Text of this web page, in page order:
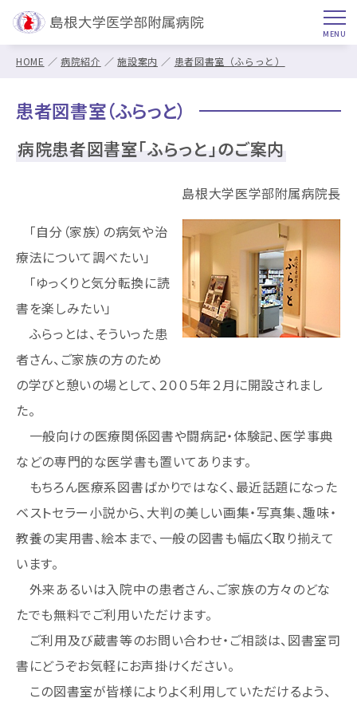
HOME 病院紹介 施設案内 患者図書室（ふらっと）
患者図書室（ふらっと）
病院患者図書室「ふらっと」のご案内
島根大学医学部附属病院長
「自分（家族）の病気や治
療法について調べたい」
「ゆっくりと気分転換に読
書を楽しみたい」
ふらっとは、そういった患
者さん、ご家族の方のため
の学びと憩いの場として、２００５年２月に開設されまし
た。
一般向けの医療関係図書や闘病記・体験記、医学事典
などの専門的な医学書も置いてあります。
もちろん医療系図書ばかりではなく、最近話題になった
ベストセラー小説から、大判の美しい画集・写真集、趣味・
教養の実用書、絵本まで、一般の図書も幅広く取り揃えて
います。
外来あるいは入院中の患者さん、ご家族の方々のどな
たでも無料でご利用いただけます。
ご利用及び蔵書等のお問い合わせ・ご相談は、図書室司
書にどうぞお気軽にお声掛けください。
この図書室が皆様によりよく利用していただけるよう、